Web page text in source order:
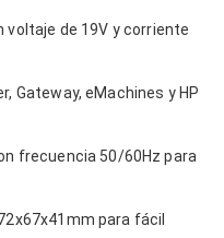
voltaje de 19V y corriente
Gateway, eMachines y HP
frecuencia 50/60Hz para
para fácil